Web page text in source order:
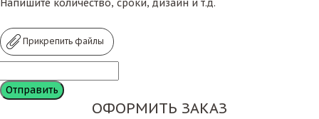
Прикрепить файлы
ОФОРМИТЬ ЗАКАЗ